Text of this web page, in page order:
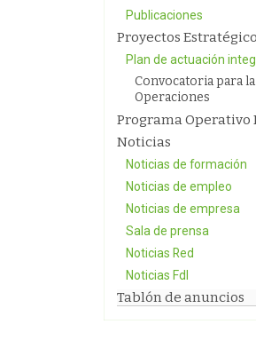
Publicaciones
Proyectos
Plan de actuación
Convocatoria para
Operaciones
Programa Operativo
Noticias
Noticias de formación
Noticias de empleo
Noticias de empresa
Sala de prensa
Noticias Red
Noticias FdI
Tablón de anuncios